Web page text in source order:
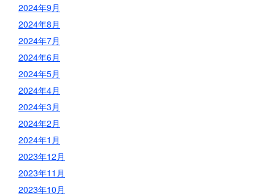
2024年9月
2024年8月
2024年7月
2024年6月
2024年5月
2024年4月
2024年3月
2024年2月
2024年1月
2023年12月
2023年11月
2023年10月